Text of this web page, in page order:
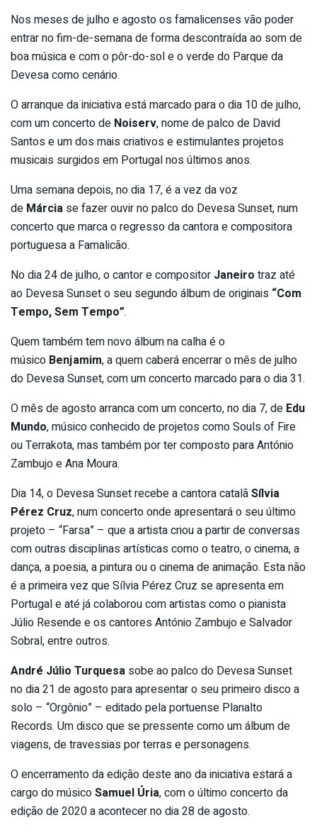
Nos meses de julho e agosto os famalicenses vão poder
entrar no fim-de-semana de forma descontraída ao som de
boa música e com o pôr-do-sol e o verde do Parque da
Devesa como cenário.
O arranque da iniciativa está marcado para o dia 10 de julho,
com um concerto de Noiserv, nome de palco de David
Santos e um dos mais criativos e estimulantes projetos
musicais surgidos em Portugal nos últimos anos.
Uma semana depois, no dia 17, é a vez da voz
de Márcia se fazer ouvir no palco do Devesa Sunset, num
concerto que marca o regresso da cantora e compositora
portuguesa a Famalicão.
No dia 24 de julho, o cantor e compositor Janeiro traz até
ao Devesa Sunset o seu segundo álbum de originais “Com
Tempo, Sem Tempo”.
Quem também tem novo álbum na calha é o
músico Benjamim, a quem caberá encerrar o mês de julho
do Devesa Sunset, com um concerto marcado para o dia 31.
O mês de agosto arranca com um concerto, no dia 7, de Edu
Mundo, músico conhecido de projetos como Souls of Fire
ou Terrakota, mas também por ter composto para António
Zambujo e Ana Moura.
Dia 14, o Devesa Sunset recebe a cantora catalãSílvia
Pérez Cruz, num concerto onde apresentará o seu último
projeto – “Farsa” – que a artista criou a partir de conversas
com outras disciplinas artísticas como o teatro, o cinema, a
dança, a poesia, a pintura ou o cinema de animação. Esta não
é a primeira vez que Sílvia Pérez Cruz se apresenta em
Portugal e até já colaborou com artistas como o pianista
Júlio Resende e os cantores António Zambujo e Salvador
Sobral, entre outros.
André Júlio Turquesa sobe ao palco do Devesa Sunset
no dia 21 de agosto para apresentar o seu primeiro disco a
solo – “Orgônio” – editado pela portuense Planalto
Records. Um disco que se pressente como um álbum de
viagens, de travessias por terras e personagens.
O encerramento da edição deste ano da iniciativa estará a
cargo do músicoSamuel Úria, com o último concerto da
edição de 2020 a acontecer no dia 28 de agosto.